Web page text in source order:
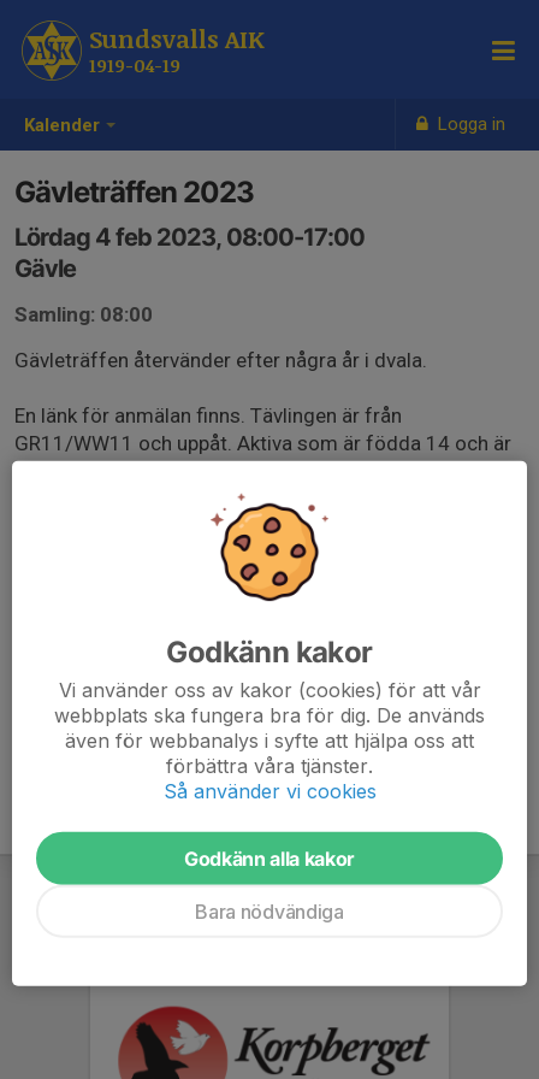
Kalender Logga in
Sundsvalls AIK
1919-04-19
Gävleträffen 2023
Lördag 4 feb 2023, 08:00-17:00
Gävle
Samling: 08:00
Gävleträffen återvänder efter några år i dvala.
En länk för anmälan finns. Tävlingen är från
GR11/WW11 och uppåt. Aktiva som är födda 14 och är
För att anmäla er använder ni länken. Kryssa i om ni åker
med klubben eller i egen regi. För yngre aktiva ser vi
gärna att en vuxen följer med.
eg5Rzoj_5kovjvRpcDhMT4JE0gz0HZ-zLog/viewform
Godkänn kakor
Vi använder oss av kakor (cookies) för att vår
webbplats ska fungera bra för dig. De används
även för webbanalys i syfte att hjälpa oss att
förbättra våra tjänster.
Så använder vi cookies
Godkänn alla kakor
Bara nödvändiga